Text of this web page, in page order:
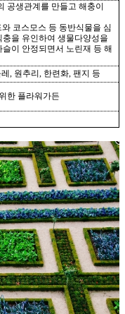
공생관계를 만들고 해충이
코스모스 등 동반식물을 심
충을 유인하여 생물다양성을
이 안정되면서 노린재 등 해
원추리 한련화, 팬지 등
한 플라워가든